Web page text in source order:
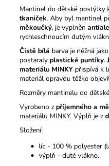
Mantinel do dětské postýlky
tkaniček. Aby byl mantinel
měkoučký, je vyplněn
rychleschnoucím dutým
Čistě bílá barva je něžná
postaraly plastické puntíky.
materiálu MINKY přispívá k
materiál opravdu těžko
Rozměry mantinelu do
Vyrobeno z příjemného a
materiálu MINKY. Výplň je z
Složení:
líc - 100 % polyester
výplň - duté vlákno.